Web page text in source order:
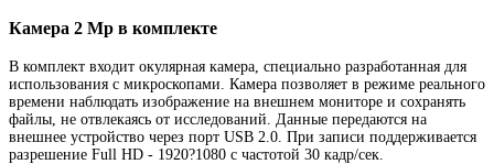
Камера 2 Мр в комплекте
В комплект входит окулярная камера, специально разработанная для
использования с микроскопами. Камера позволяет в режиме реального
времени наблюдать изображение на внешнем мониторе и сохранять
файлы, не отвлекаясь от исследований. Данные передаются на
внешнее устройство через порт USB 2.0. При записи поддерживается
разрешение Full HD - 1920?1080 с частотой 30 кадр/сек.